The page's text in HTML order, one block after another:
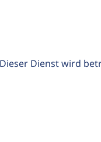
Dieser Dienst wird